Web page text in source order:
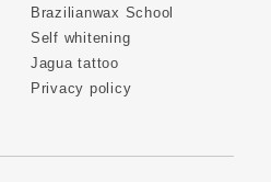
Brazilianwax School
Self whitening
Jagua tattoo
Privacy policy